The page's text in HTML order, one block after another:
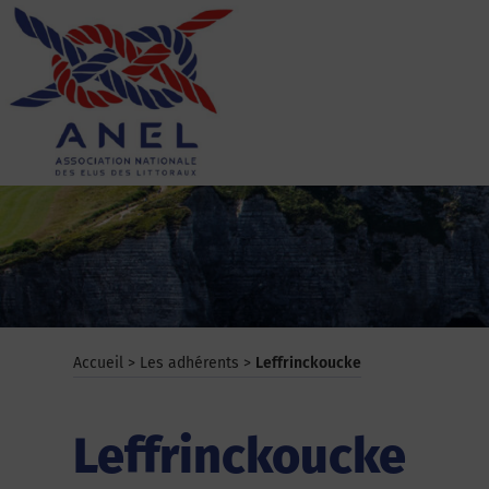
Aller
contenu
ANEL
Accueil > Les adhérents > Leffrinckoucke
Leffrinckoucke